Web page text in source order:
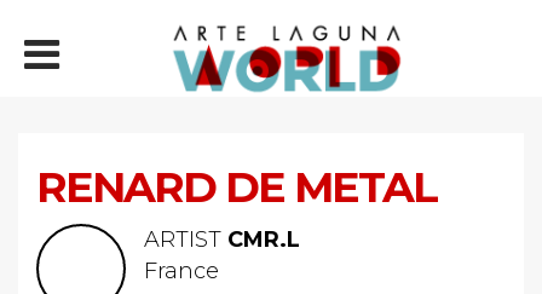
RENARD DE METAL
ARTIST CMR.L
France